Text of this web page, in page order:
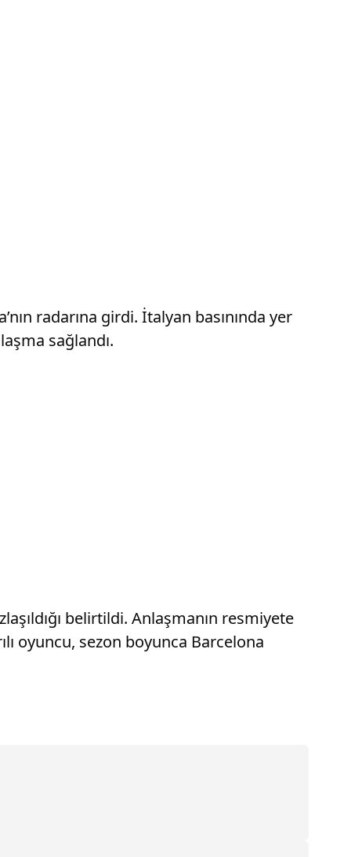
radarına girdi. İtalyan basınında yer
sağlandı.
belirtildi. Anlaşmanın resmiyete
oyuncu, sezon boyunca Barcelona